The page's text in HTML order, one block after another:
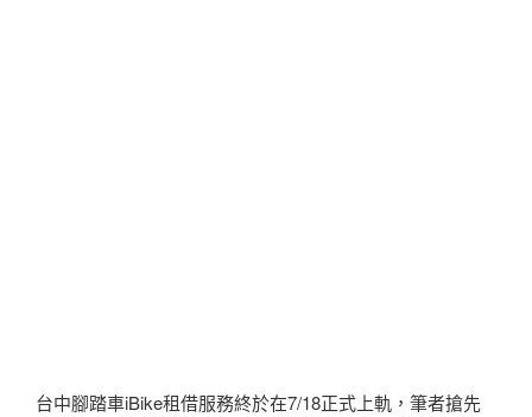
台中腳踏車iBike租借服務終於在7/18正式上軌，筆者搶先